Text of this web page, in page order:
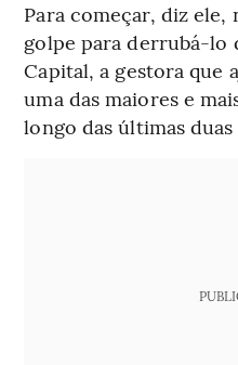
Para começar, diz
golpe para derrubá-lo
Capital, a gestora que
uma das maiores e
longo das últimas duas